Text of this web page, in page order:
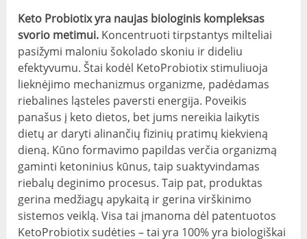
Keto Probiotix yra naujas biologinis kompleksas
svorio metimui. Koncentruoti tirpstantys milteliai
pasižymi maloniu šokolado skoniu ir dideliu
efektyvumu. Štai kodėl KetoProbiotix stimuliuoja
lieknėjimo mechanizmus organizme, padėdamas
riebalines ląsteles paversti energija. Poveikis
panašus į keto dietos, bet jums nereikia laikytis
dietų ar daryti alinančių fizinių pratimų kiekvieną
dieną. Kūno formavimo papildas verčia organizmą
gaminti ketoninius kūnus, taip suaktyvindamas
riebalų deginimo procesus. Taip pat, produktas
gerina medžiagų apykaitą ir gerina virškinimo
sistemos veiklą. Visa tai įmanoma dėl patentuotos
KetoProbiotix sudėties – tai yra 100% yra biologiškai